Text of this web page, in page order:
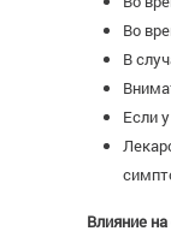
Во
В
Если
Влияние